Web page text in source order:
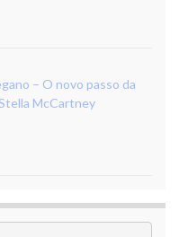
– O novo passo da
McCartney